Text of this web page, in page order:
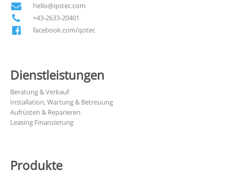
hello@qotec.com
+43-2633-20401
facebook.com/qotec
Dienstleistungen
Beratung & Verkauf
Installation, Wartung & Betreuung
Aufrüsten & Reparieren
Leasing Finanzierung
Produkte